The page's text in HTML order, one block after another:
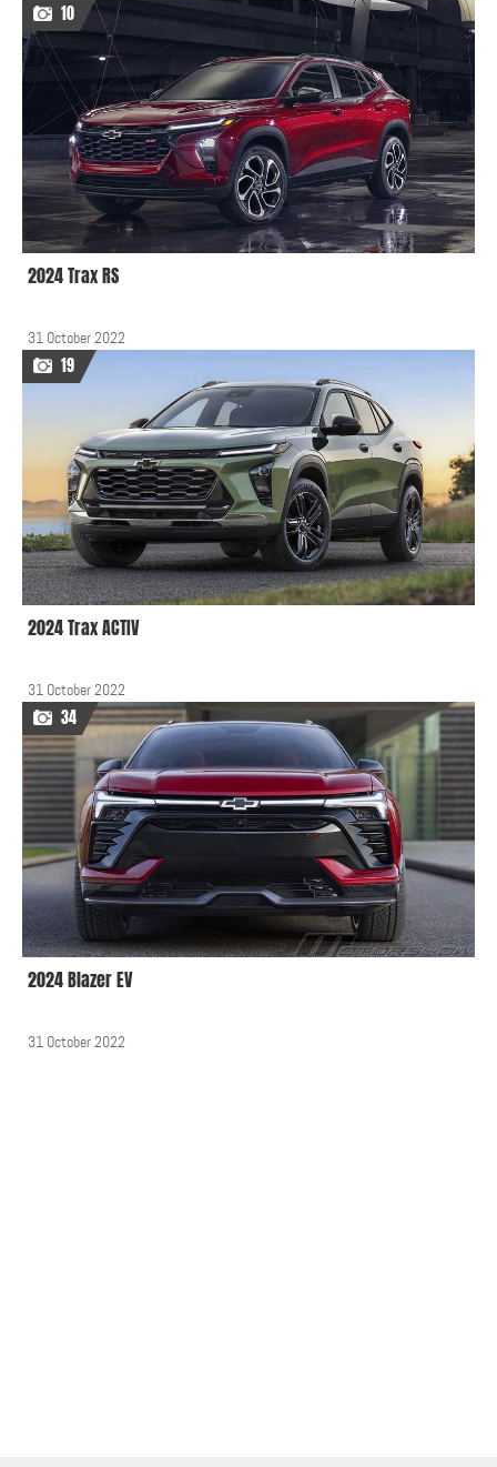
10
2024 Trax RS
31 October 2022
19
2024 Trax ACTIV
31 October 2022
34
2024 Blazer EV
31 October 2022